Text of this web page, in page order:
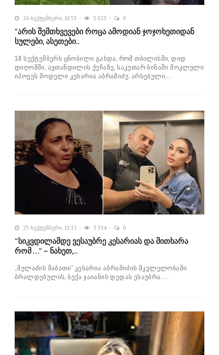
26-სექტემბერი, 10:53 5 023 0
"არის შემთხვევები როცა ამოდიან ჯოჯოხეთიდან
სულები, ასეთები..
18 სექტემბერს ცნობილი გახდა, რომ თბილისში, დიდ
დიღომში, ავთანდილის ქუჩაზე, საკუთარ ბინაში მოკლული
იპოვეს მოდელი კესარია აბრამიძე. არსებული...
25-სექტემბერი, 15:31 3 334 0
”სიკვდილამდე ვესაუბრე კესარიას და მითხარა
რომ …” – ნახეთ,..
„მელაძის შაბათი“ კესარია აბრამიძის მკვლელობაში
ბრალდებულის, ბექა ჯაიანის დედას ესაუბრა....